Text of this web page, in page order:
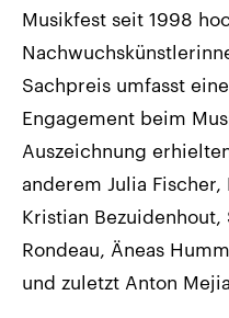
Musikfest seit 1998
Sachpreis umfasst
Engagement beim
Auszeichnung
anderem Julia
Kristian Bezuidenhout,
Rondeau, Äneas
und zuletzt Anton